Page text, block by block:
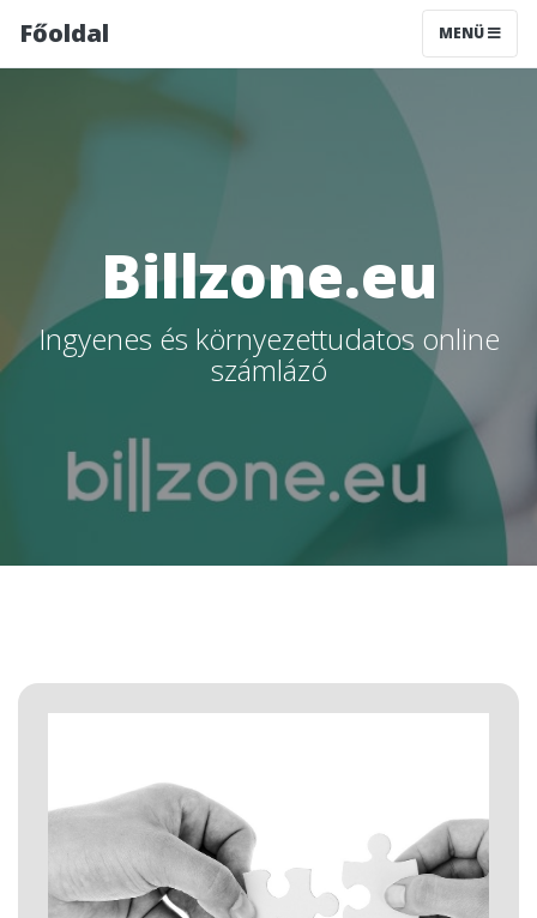
Főoldal MENÜ
Billzone.eu
Ingyenes és környezettudatos online
számlázó